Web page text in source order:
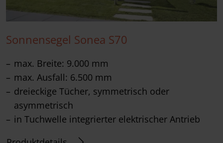
Sonnensegel Sonea S70
max. Breite: 9.000 mm
max. Ausfall: 6.500 mm
dreieckige Tücher, symmetrisch oder
asymmetrisch
in Tuchwelle integrierter elektrischer Antrieb